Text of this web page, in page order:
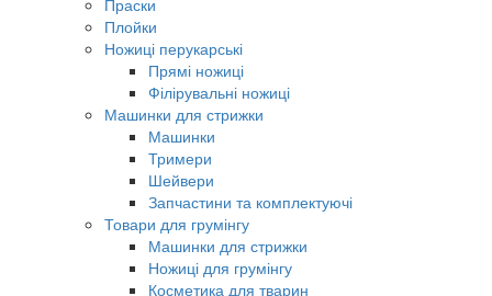
Праски
Плойки
Ножиці перукарські
Прямі ножиці
Філірувальні ножиці
Машинки для стрижки
Машинки
Тримери
Шейвери
Запчастини та комплектуючі
Товари для грумінгу
Машинки для стрижки
Ножиці для грумінгу
Косметика для тварин